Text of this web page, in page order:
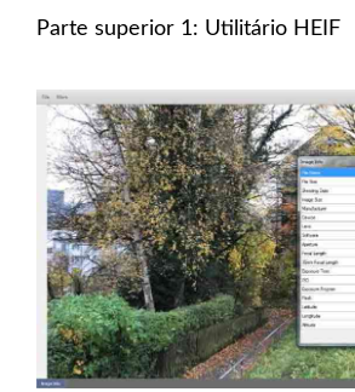
Parte superior 1: Utilitário HEIF